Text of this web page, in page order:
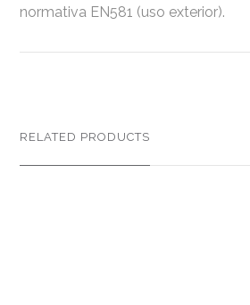
normativa EN581 (uso exterior).
RELATED PRODUCTS